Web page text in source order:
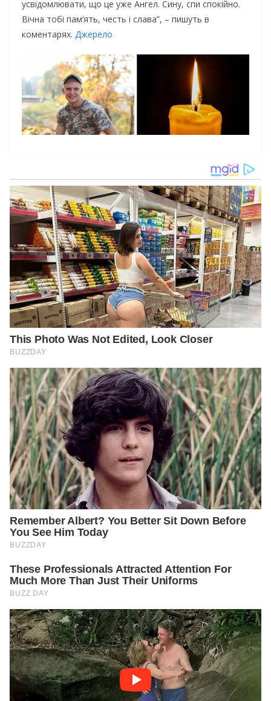
усвідомлювати, що це уже Ангел. Сину, спи спокійно.
Вічна тобі пам‘ять, честь і слава”, – пишуть в
коментарях. Джерело